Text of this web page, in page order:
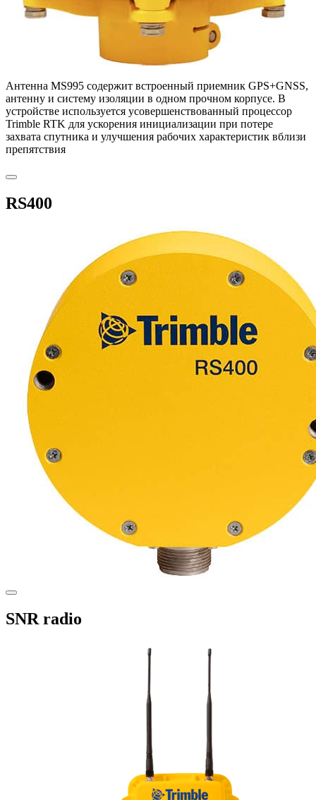
Антенна MS995 содержит встроенный приемник GPS+GNSS,
антенну и систему изоляции в одном прочном корпусе. В
устройстве используется усовершенствованный процессор
Trimble RTK для ускорения инициализации при потере
захвата спутника и улучшения рабочих характеристик вблизи
препятствия
RS400
SNR radio